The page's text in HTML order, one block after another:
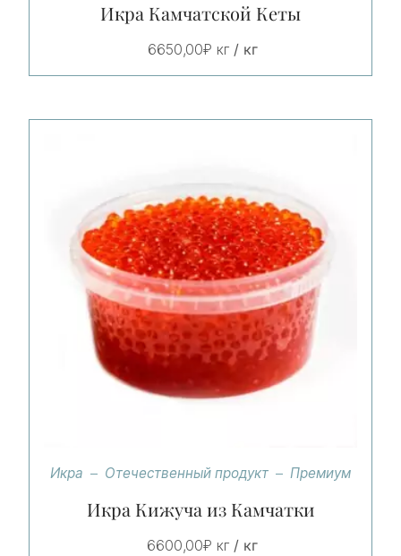
Икра Камчатской Кеты
6650,00₽ кг / кг
Икра Отечественный продукт Премиум
Икра Кижуча из Камчатки
6600,00₽ кг / кг